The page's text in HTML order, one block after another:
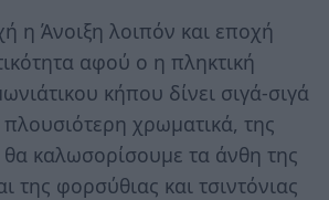
η Άνοιξη λοιπόν και εποχή
αφού ο η πληκτική
κήπου δίνει σιγά-σιγά
χρωματικά, της
καλωσορίσουμε τα άνθη της
της φορσύθιας και τσιντόνιας